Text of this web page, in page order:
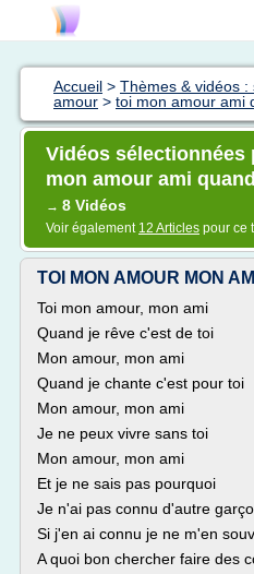
Accueil > Thèmes & vidéos :
amour > toi mon amour ami
Vidéos sélectionnées
mon amour ami
→ 8 Vidéos
Voir également 12 Articles pour ce
TOI MON AMOUR MON AMI
Toi mon amour, mon ami
Quand je rêve c'est de toi
Mon amour, mon ami
Quand je chante c'est pour toi
Mon amour, mon ami
Je ne peux vivre sans toi
Mon amour, mon ami
Et je ne sais pas pourquoi
Je n'ai pas connu d'autre
Si j'en ai connu je ne m'en
A quoi bon chercher faire des